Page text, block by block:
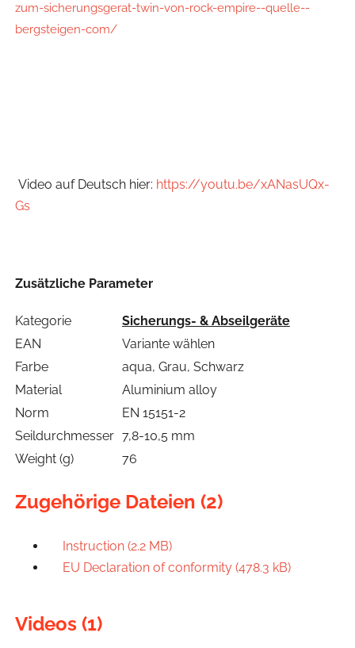
zum-sicherungsgerat-twin-von-rock-empire--quelle--
bergsteigen-com/
Video auf Deutsch hier: https://youtu.be/xANasUQx-
Gs
Zusätzliche Parameter
Kategorie
Sicherungs- & Abseilgeräte
EAN
Variante wählen
Farbe
aqua, Grau, Schwarz
Material
Aluminium alloy
Norm
EN 15151-2
Seildurchmesser 7,8-10,5 mm
Weight (g)
76
Zugehörige Dateien (2)
Instruction (2.2 MB)
EU Declaration of conformity (478.3 kB)
Videos (1)